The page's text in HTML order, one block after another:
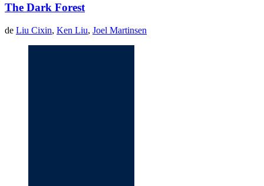
The Dark Forest
de Liu Cixin, Ken Liu, Joel Martinsen